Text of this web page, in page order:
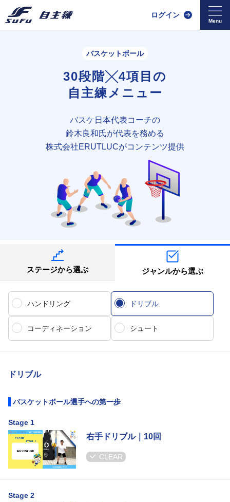
ログイン
バスケットボール
30段階╳4項目の
自主練メニュー
バスケ日本代表コーチの
鈴木良和氏が代表を務める
株式会社ERUTLUCがコンテンツ提供
ステージから選ぶ ジャンルから選ぶ
ハンドリング ドリブル
コーディネーション シュート
ドリブル
バスケットボール選手への第一歩
Stage 1
右手ドリブル｜10回
CLEAR
Stage 2